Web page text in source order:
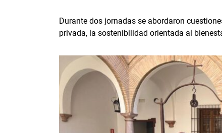
Durante dos jornadas se abordaron
privada, la sostenibilidad orientada al